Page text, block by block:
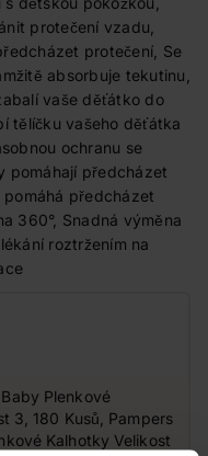
protečení vzadu,
protečení, Se
absorbuje tekutinu,
vaše děťátko do
tělíčku vašeho děťátka
ochranu se
pomáhají předcházet
předcházet
360°, Snadná výměna
roztržením na
Plenkové
3, 180 Kusů, Pampers
Kalhotky Velikost